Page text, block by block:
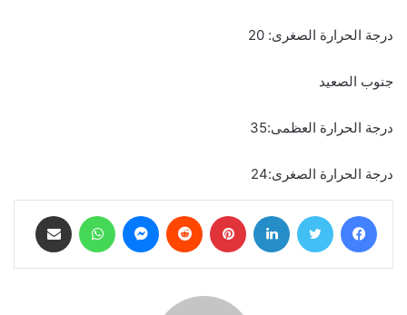
درجة الحرارة الصغرى: 20
جنوب الصعيد
درجة الحرارة العظمى:35
درجة الحرارة الصغرى:24
فيسبوك تويتر لينكدإن بينتيريست ماسنجر واتساب